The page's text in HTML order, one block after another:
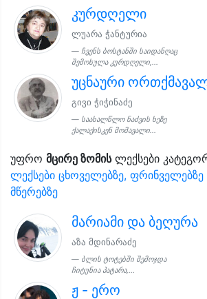
კურდღელი
ლუარა ჭანტურია
ჩვენს ბოსტანში საიდანღაც
შემოსულა კურდღელი,...
უცნაური
გივი ჭიჭინაძე
საახალწლო ნაძვის ხეზე
ქალაქისკენ მომავალი...
უფრო მცირე ზომისლექსები
ლექსები ცხოველებზე, ფრინველებზე
მწერებზე
მარიამი და ბეღურა
აზა მდინარაძე
ბლის ტოტებში შემოჯდა
ჩიტუნია პატარა,...
ჟ - ერო